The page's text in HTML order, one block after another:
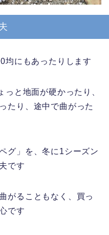
均にもあったりします
っと地面が硬かったり、
たり、途中で曲がった
グ」を、冬に1シーズン
です
がることもなく、買っ
です